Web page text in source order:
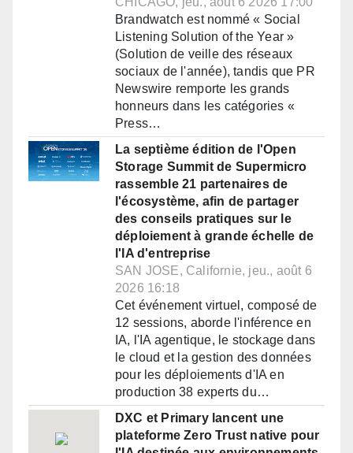
Brandwatch est nommé « Social
Listening Solution of the Year »
(Solution de veille des réseaux
sociaux de l'année), tandis que PR
Newswire remporte les grands
honneurs dans les catégories «
Press…
La septième édition de l'Open
Storage Summit de Supermicro
rassemble 21 partenaires de
l'écosystème, afin de partager
des conseils pratiques sur le
déploiement à grande échelle de
l'IA d'entreprise
SAN JOSE, Californie, jeu., août 6
2026 16:18
Cet événement virtuel, composé de
12 sessions, aborde l'inférence en
IA, l'IA agentique, le stockage dans
le cloud et la gestion des données
pour les déploiements d'IA en
production 38 experts du…
DXC et Primary lancent une
plateforme Zero Trust native pour